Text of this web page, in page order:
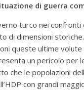
di guerra
turco nei
di dimensioni
queste ultime
un pericolo per
che le popolazioni
con grandi